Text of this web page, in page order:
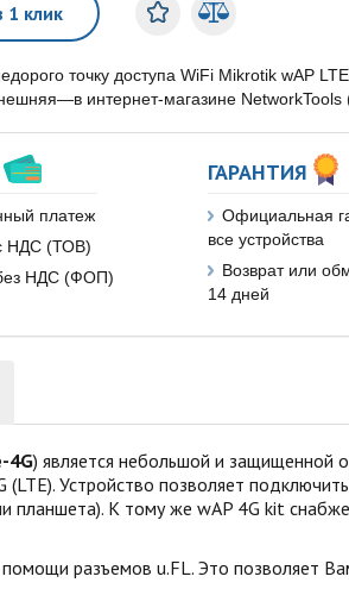
1 клик
точку доступа WiFi Mikrotik wAP
интернет-магазине
платеж
НДС (ТОВ)
НДС (ФОП)
ГАРАНТИЯ
Официальная
все устройства
Возврат или
14 дней
4G) является небольшой и защищенной
Устройство позволяет
планшета). К тому же wAP 4G kit
разъемов u.FL. Это позволяет